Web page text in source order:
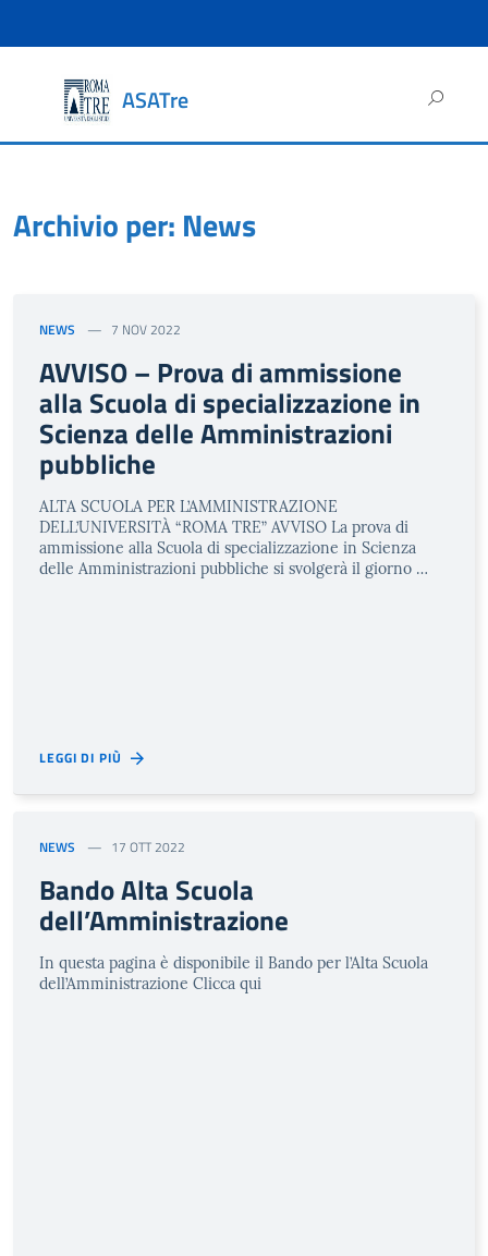
ASATre
per:
Archivio per: News
NEWS 7 NOV 2022
AVVISO – Prova di ammissione
alla Scuola di specializzazione in
Scienza delle Amministrazioni
pubbliche
ALTA SCUOLA PER L’AMMINISTRAZIONE
DELL’UNIVERSITÀ “ROMA TRE” AVVISO La prova di
ammissione alla Scuola di specializzazione in Scienza
delle Amministrazioni pubbliche si svolgerà il giorno …
LEGGI DI PIÙ
NEWS 17 OTT 2022
Bando Alta Scuola
dell’Amministrazione
In questa pagina è disponibile il Bando per l’Alta Scuola
dell’Amministrazione Clicca qui